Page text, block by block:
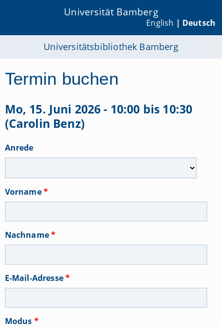
Universität Bamberg
English | Deutsch
Universitätsbibliothek Bamberg
Termin buchen
Mo, 15. Juni 2026 - 10:00 bis 10:30
(Carolin Benz)
Anrede
Vorname*
Nachname*
E-Mail-Adresse*
Modus *